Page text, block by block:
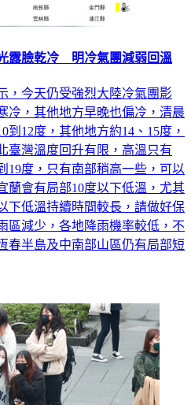
露臉乾冷 明冷氣團減弱回溫
，今天仍受強烈大陸冷氣團影
冷，其他地方早晚也偏冷，清晨
12度，其他地方約14、15度，
臺灣溫度回升有限，高溫只有
19度，只有南部稍高一些，可以
蘭會有局部10度以下低溫，尤其
下低溫持續時間較長，請做好保
區減少，各地降雨機率較低，不
春半島及中南部山區仍有局部短